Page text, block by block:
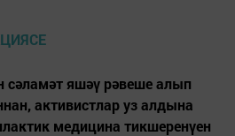
яшәү рәвеше алып
активистлар уз алдына
медицина тикшеренүен